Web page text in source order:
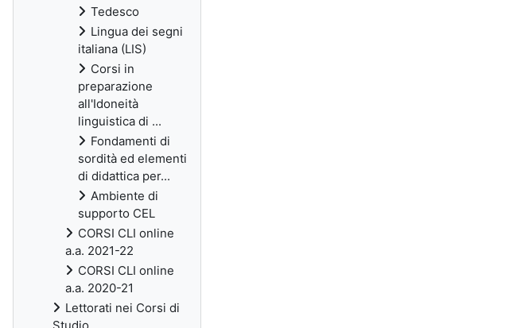
Tedesco
Lingua dei segni
italiana (LIS)
Corsi in
preparazione
all'Idoneità
linguistica di ...
Fondamenti di
sordità ed elementi
di didattica per...
Ambiente di
supporto CEL
CORSI CLI online
a.a. 2021-22
CORSI CLI online
a.a. 2020-21
Lettorati nei Corsi di